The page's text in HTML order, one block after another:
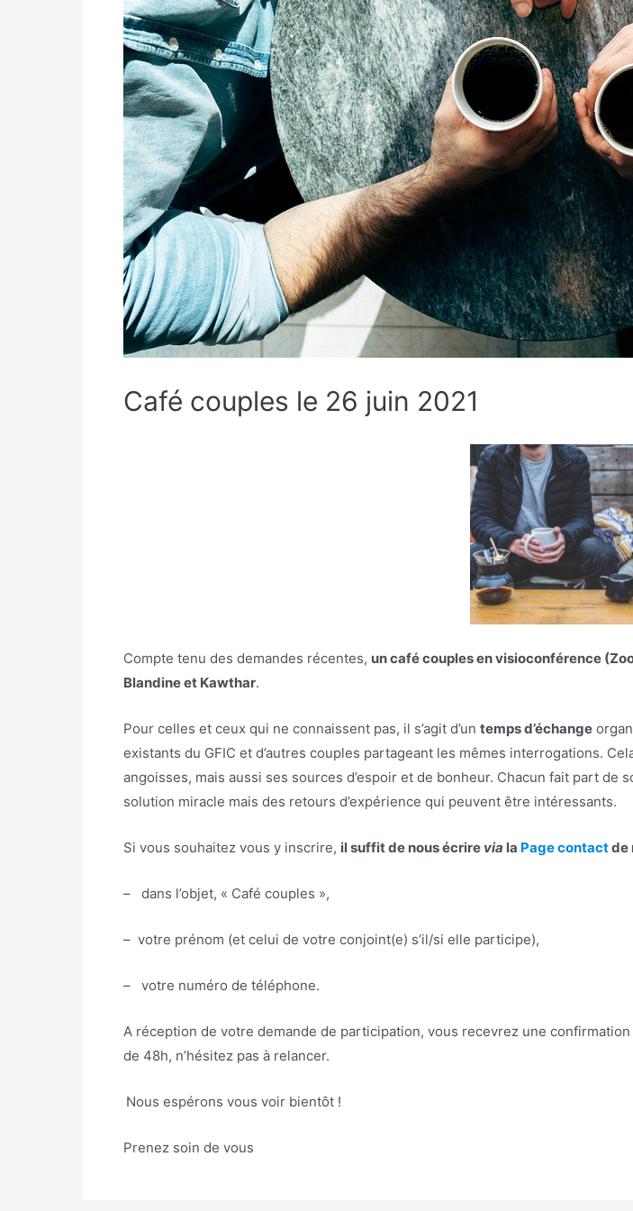
Café couples le 26 juin 2021
Compte tenu des demandes récentes, un café couples en visioconférence
Blandine et Kawthar.
Pour celles et ceux qui ne connaissent pas, il s’agit d’un temps d’échange
existants du GFIC et d’autres couples partageant les mêmes interrogations.
angoisses, mais aussi ses sources d’espoir et de bonheur. Chacun fait part
solution miracle mais des retours d’expérience qui peuvent être intéressants.
Si vous souhaitez vous y inscrire, il suffit de nous écrire via la Page contactde
– dans l’objet, « Café couples »,
– votre prénom (et celui de votre conjoint(e) s’il/si elle participe),
– votre numéro de téléphone.
A réception de votre demande de participation, vous recevrez une
de 48h, n’hésitez pas à relancer.
Nous espérons vous voir bientôt !
Prenez soin de vous